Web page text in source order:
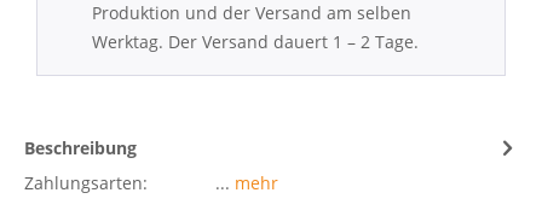
Produktion und der Versand am selben
Werktag. Der Versand dauert 1 – 2 Tage.
Beschreibung
Zahlungsarten: ... mehr